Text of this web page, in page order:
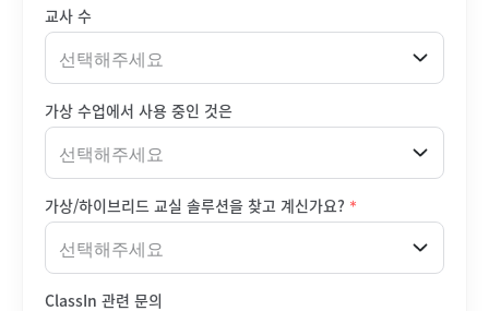
교사 수
선택해주세요
가상 수업에서 사용 중인 것은
선택해주세요
가상/하이브리드 교실 솔루션을 찾고 계신가요? *
선택해주세요
ClassIn 관련 문의